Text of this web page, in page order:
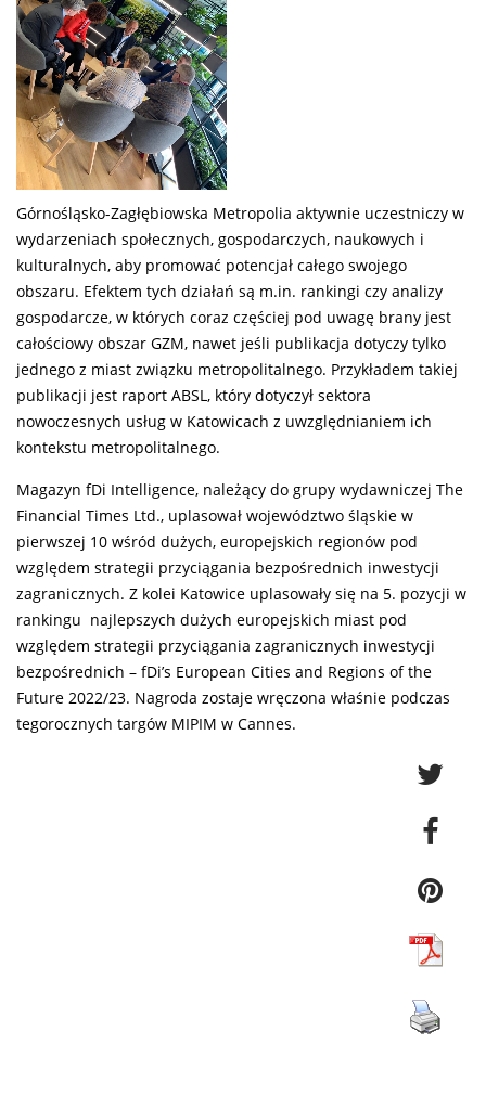
Górnośląsko-Zagłębiowska Metropolia aktywnie uczestniczy w
wydarzeniach społecznych, gospodarczych, naukowych i
kulturalnych, aby promować potencjał całego swojego
obszaru. Efektem tych działań są m.in. rankingi czy analizy
gospodarcze, w których coraz częściej pod uwagę brany jest
całościowy obszar GZM, nawet jeśli publikacja dotyczy tylko
jednego z miast związku metropolitalnego. Przykładem takiej
publikacji jest raport ABSL, który dotyczył sektora
nowoczesnych usług w Katowicach z uwzględnianiem ich
kontekstu metropolitalnego.
Magazyn fDi Intelligence, należący do grupy wydawniczej The
Financial Times Ltd., uplasował województwo śląskie w
pierwszej 10 wśród dużych, europejskich regionów pod
względem strategii przyciągania bezpośrednich inwestycji
zagranicznych. Z kolei Katowice uplasowały się na 5. pozycji w
rankingu najlepszych dużych europejskich miast pod
względem strategii przyciągania zagranicznych inwestycji
bezpośrednich – fDi’s European Cities and Regions of the
Future 2022/23. Nagroda zostaje wręczona właśnie podczas
tegorocznych targów MIPIM w Cannes.